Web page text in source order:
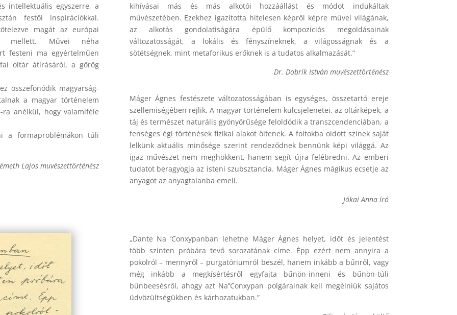
intellektuális egyszerre, a
festői inspirációkkal.
magát az európai
mellett. Művei néha
festeni ma egyértelműen
oltár átírásáról, a görög
összefonódik magyarság-
a magyar történelem
anélkül, hogy valamiféle
a formaproblémákon túli
Lajos muvészettörténész
kihívásai más és más alkotói hozzáállást és módot indukáltak
művészetében. Ezekhez igazította hitelesen képről képre művei világának,
az alkotás gondolatiságára épülő kompozíciós megoldásainak
változatosságát, a lokális és fényszíneknek, a világosságnak és a
sötétségnek, mint metaforikus erőknek is a tudatos alkalmazását.”
Dr. Dobrik István muvészettörténész
Máger Ágnes festészete változatosságában is egységes, összetartó ereje
szellemiségében rejlik. A magyar történelem kulcsjelenetei, az oltárképek, a
táj és természet naturális gyönyörűsége feloldódik a transzcendenciában, a
fenséges égi történések fizikai alakot öltenek. A foltokba oldott színek saját
lelkünk aktuális minősége szerint rendeződnek bennünk képi világgá. Az
igaz művészet nem meghökkent, hanem segít újra felébredni. Az emberi
tudatot beragyogja az isteni szubsztancia. Máger Ágnes mágikus ecsetje az
anyagot az anyagtalanba emeli.
Jókai Anna író
„Dante Na ’Conxypanban lehetne Máger Ágnes helyet, időt és jelentést
több színten próbára tevő sorozatának címe. Épp ezért nem annyira a
pokolról – mennyről – purgatóriumról beszél, hanem inkább a bűnről, vagy
még inkább a megkísértésről egyfajta bűnön-inneni és bűnön-túli
bűnbeesésről, ahogy azt Na’’Conxypan polgárainak kell megélniük sajátos
üdvözültségükben és kárhozatukban.”